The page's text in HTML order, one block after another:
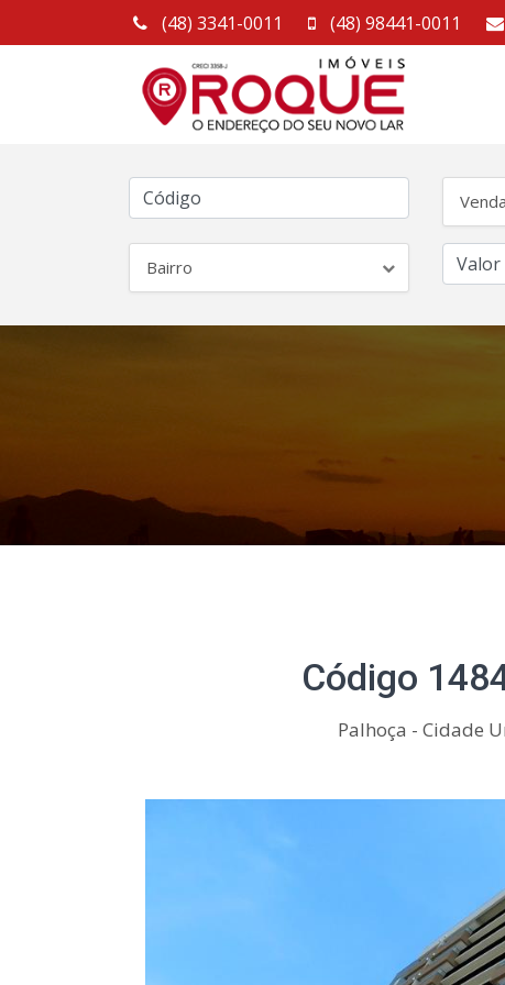
(48) 3341-0011 (48) 98441-0011
Venda
Bairro
Código
Palhoça - Cidade